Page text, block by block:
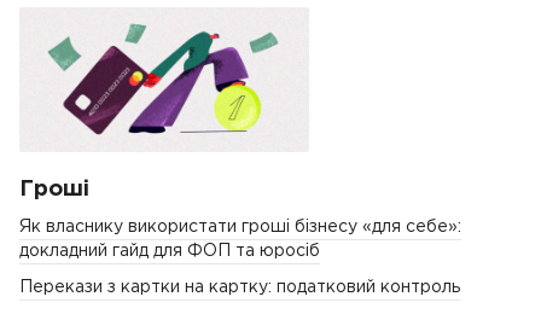
Гроші
Як власнику використати гроші бізнесу «для себе»:
докладний гайд для ФОП та юросіб
Перекази з картки на картку: податковий контроль